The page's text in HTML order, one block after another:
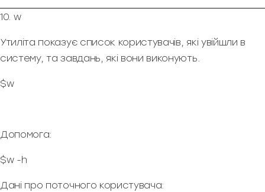
10. w
Утиліта показує список користувачів, які увійшли в
систему, та завдань, які вони виконують.
$w
Допомога:
$w -h
Дані про поточного користувача: